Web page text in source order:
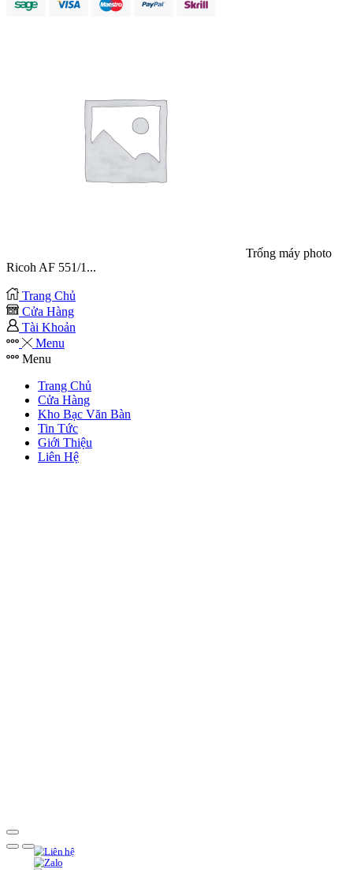
Trống máy photo
Ricoh AF 551/1...
Trang Chủ
Cửa Hàng
Tài Khoản
Menu
Menu
Trang Chủ
Cửa Hàng
Kho Bạc Văn Bàn
Tin Tức
Giới Thiệu
Liên Hệ